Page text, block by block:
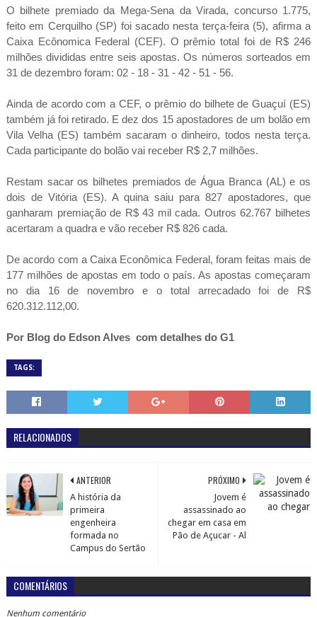
O bilhete premiado da Mega-Sena da Virada, concurso 1.775,
feito em Cerquilho (SP) foi sacado nesta terça-feira (5), afirma a
Caixa Ecônomica Federal (CEF). O prêmio total foi de R$ 246
milhões divididas entre seis apostas. Os números sorteados em
31 de dezembro foram: 02 - 18 - 31 - 42 - 51 - 56.
Ainda de acordo com a CEF, o prêmio do bilhete de Guaçuí (ES)
também já foi retirado. E dez dos 15 apostadores de um bolão em
Vila Velha (ES) também sacaram o dinheiro, todos nesta terça.
Cada participante do bolão vai receber R$ 2,7 milhões.
Restam sacar os bilhetes premiados de Água Branca (AL) e os
dois de Vitória (ES). A quina saiu para 827 apostadores, que
ganharam premiação de R$ 43 mil cada. Outros 62.767 bilhetes
acertaram a quadra e vão receber R$ 826 cada.
De acordo com a Caixa Econômica Federal, foram feitas mais de
177 milhões de apostas em todo o país. As apostas começaram
no dia 16 de novembro e o total arrecadado foi de R$
620.312.112,00.
Por Blog do Edson Alves com detalhes do G1
TAGS:
RELACIONADOS
PRÓXIMO
Jovem é
assassinado ao
chegar em casa em
Pão de Açucar - Al
ANTERIOR
A história da
primeira
engenheira
formada no
Campus do Sertão
COMENTÁRIOS
Nenhum comentário